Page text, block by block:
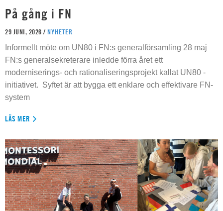
På gång i FN
29 JUNI, 2026 / NYHETER
Informellt möte om UN80 i FN:s generalförsamling 28 maj
FN:s generalsekreterare inledde förra året ett
moderniserings- och rationaliseringsprojekt kallat UN80 -
initiativet. Syftet är att bygga ett enklare och effektivare FN-
system
LÄS MER